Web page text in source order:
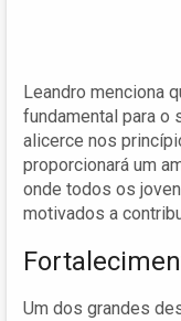
Leandro menciona
fundamental para o
alicerce nos
proporcionará um
onde todos os
motivados a
Um dos grandes